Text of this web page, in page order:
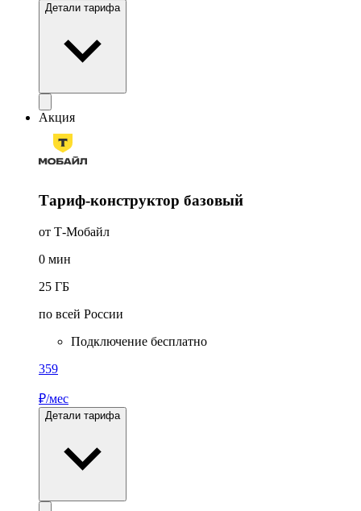
Детали тарифа
Акция
Тариф-конструктор базовый
от Т-Мобайл
0 мин
25 ГБ
по всей России
Подключение бесплатно
359
₽/мес
Детали тарифа